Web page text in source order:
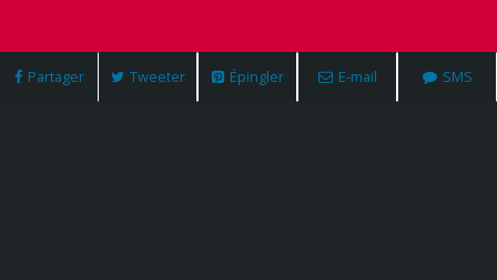
Partager Tweeter Épingler E-mail SMS